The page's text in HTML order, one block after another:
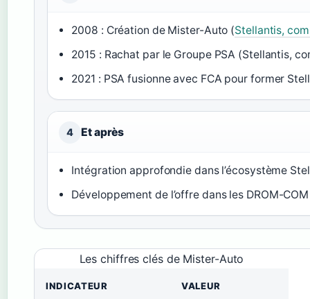
2008 : Création de Mister-Auto (Stellantis,
2015 : Rachat par le Groupe PSA (Stellantis,
2021 : PSA fusionne avec FCA pour former
4 Et après
Intégration approfondie dans l’écosystème
Développement de l’offre dans les DROM-COM
Les chiffres clés de Mister-Auto
INDICATEUR VALEUR